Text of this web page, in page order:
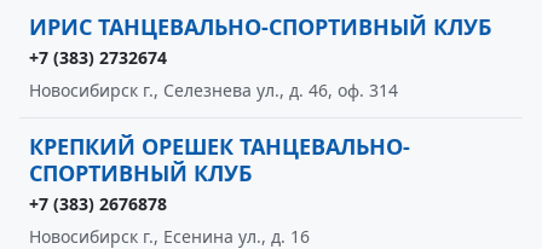
ИРИС ТАНЦЕВАЛЬНО-СПОРТИВНЫЙ КЛУБ
+7 (383) 2732674
Новосибирск г., Селезнева ул., д. 46, оф. 314
КРЕПКИЙ ОРЕШЕК ТАНЦЕВАЛЬНО-
СПОРТИВНЫЙ КЛУБ
+7 (383) 2676878
Новосибирск г., Есенина ул., д. 16